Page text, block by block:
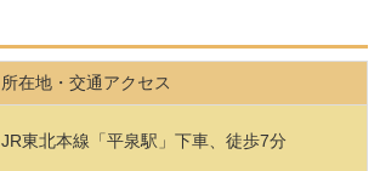
所在地・交通アクセス
JR東北本線「平泉駅」下車、徒歩7分